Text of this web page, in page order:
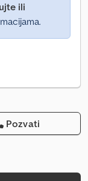
ili
Pozvati